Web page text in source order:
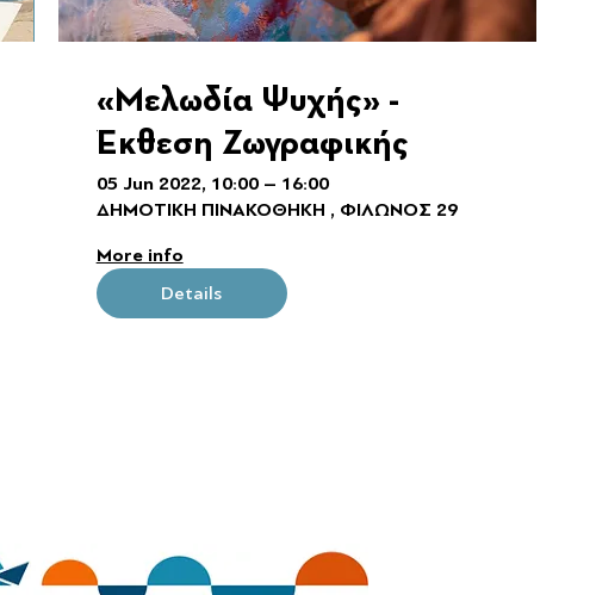
«Μελωδία Ψυχής» -
Έκθεση Ζωγραφικής
05 Jun 2022, 10:00 – 16:00
ΔΗΜΟΤΙΚΗ ΠΙΝΑΚΟΘΗΚΗ , ΦΙΛΩΝΟΣ 29
More info
Details